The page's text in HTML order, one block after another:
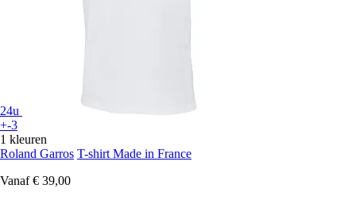
24u
+-3
1 kleuren
Roland Garros T-shirt Made in France
Vanaf € 39,00